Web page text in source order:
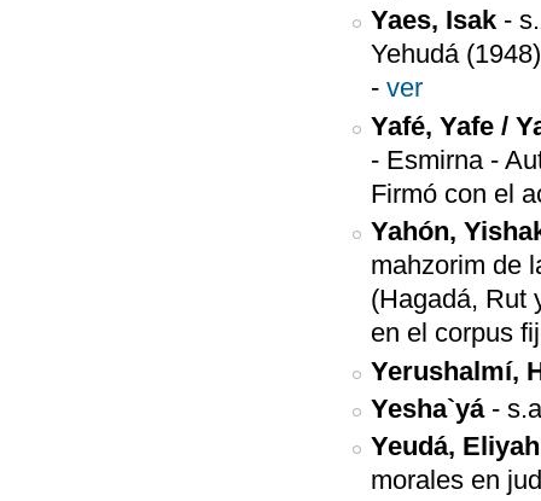
Yaes, Isak -
Yehudá
-ver
Yafé, Yafe /
- Esmirna -
Firmó con el
Yahón,
mahzorim de
(Hagadá, Rut
en el corpus
Yerushalmí,
Yesha`yá -
Yeudá,
morales en